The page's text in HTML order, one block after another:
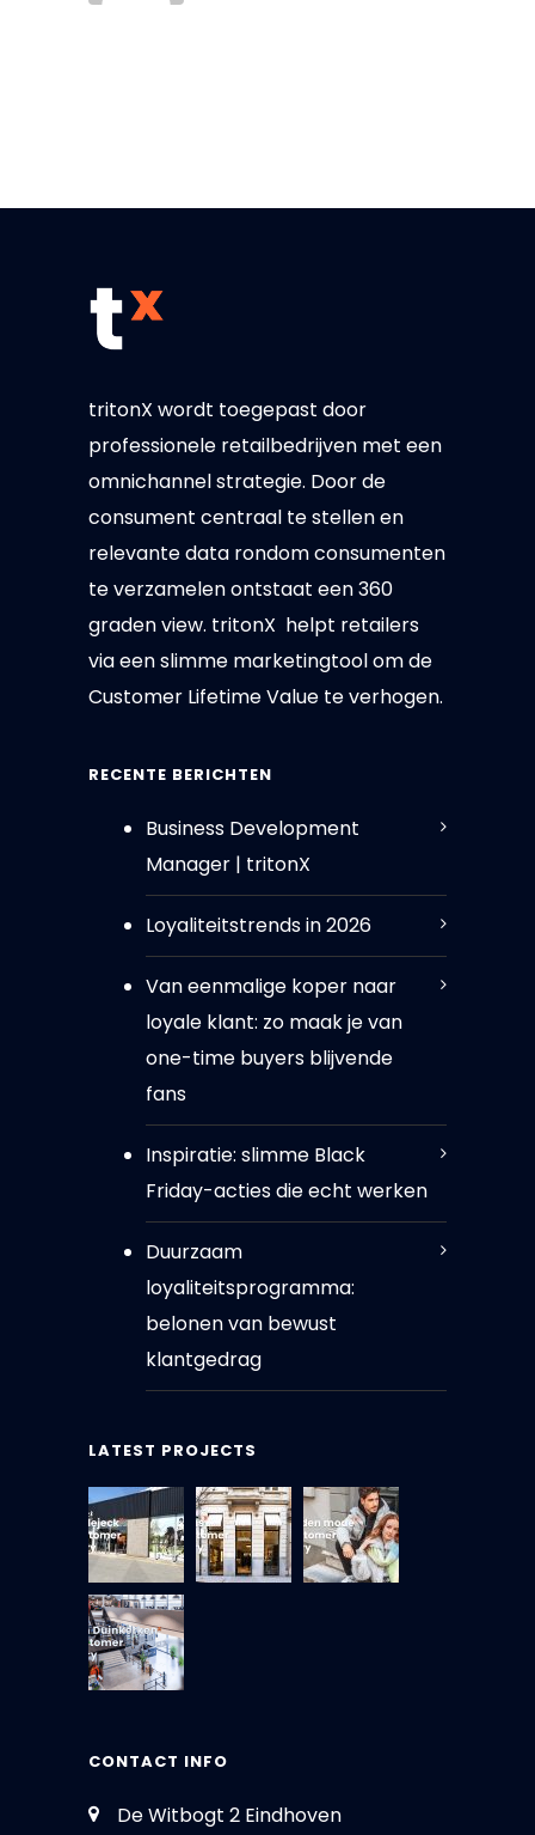
tritonX wordt toegepast door
professionele retailbedrijven met een
omnichannel strategie. Door de
consument centraal te stellen en
relevante data rondom consumenten
te verzamelen ontstaat een 360
graden view. tritonX helpt retailers
via een slimme marketingtool om de
Customer Lifetime Value te verhogen.
RECENTE BERICHTEN
Business Development
Manager | tritonX
Loyaliteitstrends in 2026
Van eenmalige koper naar
loyale klant: zo maak je van
one-time buyers blijvende
fans
Inspiratie: slimme Black
Friday-acties die echt werken
Duurzaam
loyaliteitsprogramma:
belonen van bewust
klantgedrag
LATEST PROJECTS
CONTACT INFO
De Witbogt 2 Eindhoven